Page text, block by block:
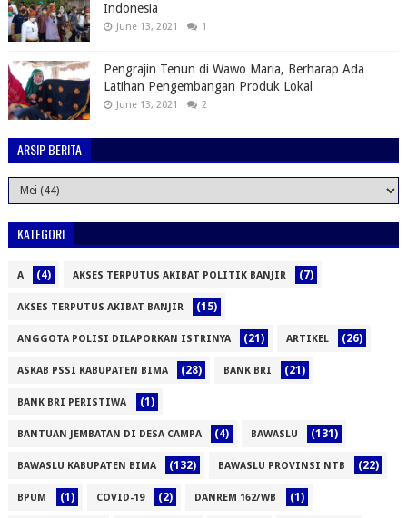
Indonesia
June 13, 2021 1
Pengrajin Tenun di Wawo Maria, Berharap Ada
Latihan Pengembangan Produk Lokal
June 13, 2021 2
ARSIP BERITA
KATEGORI
A (4) AKSES TERPUTUS AKIBAT POLITIK BANJIR (7)
AKSES TERPUTUS AKIBAT BANJIR (15)
ANGGOTA POLISI DILAPORKAN ISTRINYA (21) ARTIKEL (26)
ASKAB PSSI KABUPATEN BIMA (28) BANK BRI (21)
BANK BRI PERISTIWA (1)
BANTUAN JEMBATAN DI DESA CAMPA (4) BAWASLU (131)
BAWASLU KABUPATEN BIMA (132) BAWASLU PROVINSI NTB (22)
BPUM (1) COVID-19 (2) DANREM 162/WB (1)